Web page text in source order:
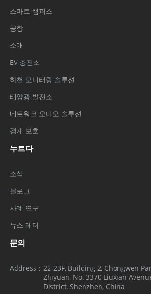
스마트 캠퍼스
공항
소매
EV 충전소
하천 모니터링 솔루션
태양광 발전소
네트워크 오디오 솔루션
경계 보호
누르다
소식
블로그
사례 연구
뉴스 레터
문의
Address： 22-23F, Building 2, Chongwen
Zhiyuan, No. 3370 Liuxian
District, Shenzhen, China